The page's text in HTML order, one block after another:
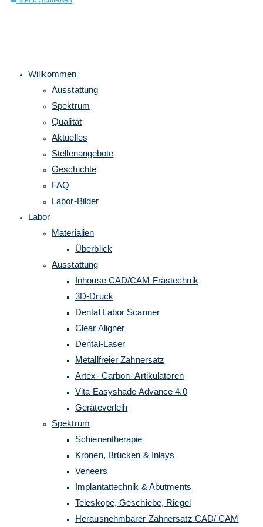
Willkommen
Ausstattung
Spektrum
Qualität
Aktuelles
Stellenangebote
Geschichte
FAQ
Labor-Bilder
Labor
Materialien
Überblick
Ausstattung
Inhouse CAD/CAM Frästechnik
3D-Druck
Dental Labor Scanner
Clear Aligner
Dental-Laser
Metallfreier Zahnersatz
Artex- Carbon- Artikulatoren
Vita Easyshade Advance 4.0
Geräteverleih
Spektrum
Schienentherapie
Kronen, Brücken & Inlays
Veneers
Implantattechnik & Abutments
Teleskope, Geschiebe, Riegel
Herausnehmbarer Zahnersatz CAD/ CAM